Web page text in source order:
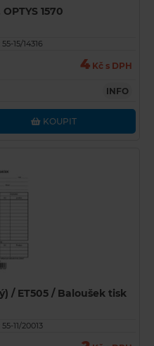
1570
15/14316
4 Kč s DPH
INFO
KOUPIT
/ ET505 / Baloušek tisk
11/20013